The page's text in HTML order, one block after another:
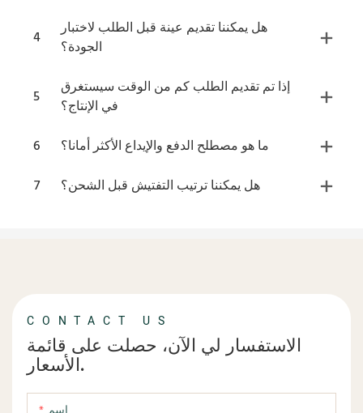
4
هل يمكننا تقديم عينة قبل الطلب لاختبار
الجودة؟
5
إذا تم تقديم الطلب كم من الوقت سيستغرق
في الإنتاج؟
6
ما هو مصطلح الدفع والإيداع الأكثر أمانا؟
7
هل يمكننا ترتيب التفتيش قبل الشحن؟
CONTACT US
الاستفسار لي الآن، حصلت على قائمة
الأسعار.
اسم